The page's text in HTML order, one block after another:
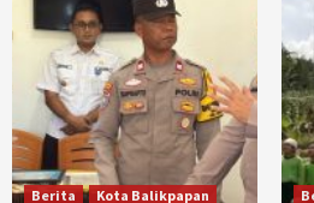
Berita Kota Balikpapan